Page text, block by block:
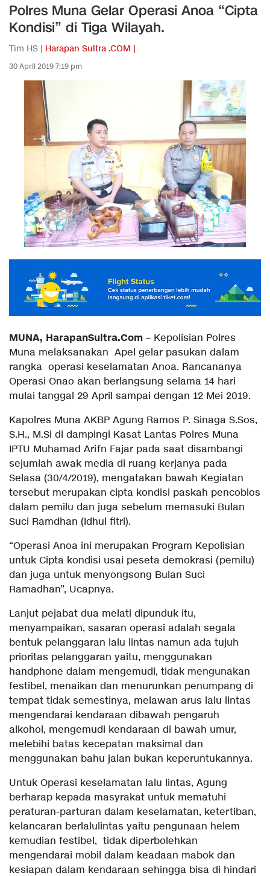
Polres Muna Gelar Operasi Anoa “Cipta
Kondisi” di Tiga Wilayah.
Tim HS | Harapan Sultra .COM |
30 April 2019 7:19 pm
MUNA, HarapanSultra.Com – Kepolisian Polres
Muna melaksanakan Apel gelar pasukan dalam
rangka operasi keselamatan Anoa. Rancananya
Operasi Onao akan berlangsung selama 14 hari
mulai tanggal 29 April sampai dengan 12 Mei 2019.
Kapolres Muna AKBP Agung Ramos P. Sinaga S.Sos,
S.H., M.Si di dampingi Kasat Lantas Polres Muna
IPTU Muhamad Arifn Fajar pada saat disambangi
sejumlah awak media di ruang kerjanya pada
Selasa (30/4/2019), mengatakan bawah Kegiatan
tersebut merupakan cipta kondisi paskah pencoblos
dalam pemilu dan juga sebelum memasuki Bulan
Suci Ramdhan (Idhul fitri).
“Operasi Anoa ini merupakan Program Kepolisian
untuk Cipta kondisi usai peseta demokrasi (pemilu)
dan juga untuk menyongsong Bulan Suci
Ramadhan”, Ucapnya.
Lanjut pejabat dua melati dipunduk itu,
menyampaikan, sasaran operasi adalah segala
bentuk pelanggaran lalu lintas namun ada tujuh
prioritas pelanggaran yaitu, menggunakan
handphone dalam mengemudi, tidak mengunakan
festibel, menaikan dan menurunkan penumpang di
tempat tidak semestinya, melawan arus lalu lintas
mengendarai kendaraan dibawah pengaruh
alkohol, mengemudi kendaraan di bawah umur,
melebihi batas kecepatan maksimal dan
menggunakan bahu jalan bukan keperuntukannya.
Untuk Operasi keselamatan lalu lintas, Agung
berharap kepada masyrakat untuk mematuhi
peraturan-parturan dalam keselamatan, ketertiban,
kelancaran berlalulintas yaitu pengunaan helem
kemudian festibel, tidak diperbolehkan
mengendarai mobil dalam keadaan mabok dan
kesiapan dalam kendaraan sehingga bisa di hindari